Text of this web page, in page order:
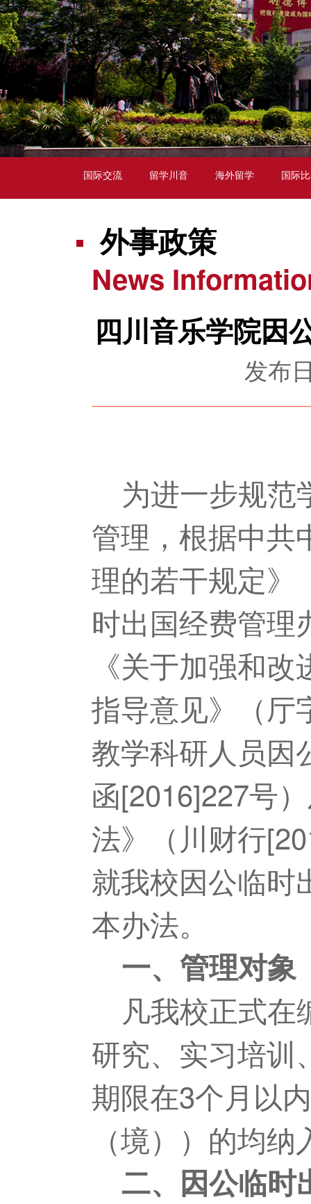
国际交流 留学川音 海外留学 国际
外事政策
News
四川音乐学院因
发布
为进一步规范
管理，根据中共
理的若干规定》
时出国经费管理
《关于加强和
指导意见》（厅
教学科研人员因
函[2016]227号
法》（川财行
就我校因公临时
本办法。
一、管理对象
凡我校正式在
研究、实习培训
期限在3个月以
（境））的均
二、因公临时